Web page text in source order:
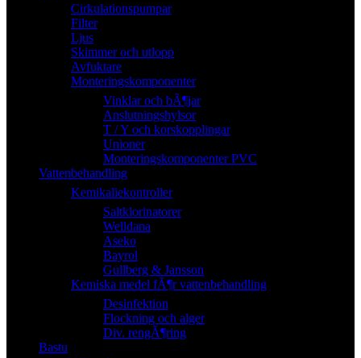
Cirkulationspumpar
Filter
Ljus
Skimmer och utlopp
Avfuktare
Monteringskomponenter
Vinklar och bÃ¶jar
Anslutningshylsor
T / Y och korskopplingar
Unioner
Monteringskomponenter PVC
Vattenbehandling
Kemikaliekontroller
Saltklorinatorer
Welldana
Aseko
Bayrol
Gullberg & Jansson
Kemiska medel fÃ¶r vattenbehandling
Desinfektion
Flockning och alger
Div. rengÃ¶ring
Bastu